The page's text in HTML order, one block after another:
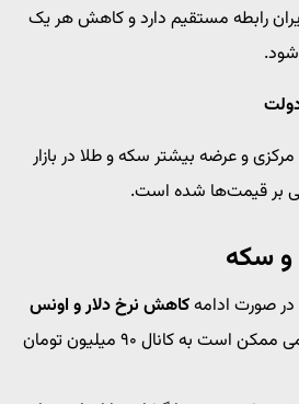
رابطه مستقیم دارد و کاهش هر یک
و عرضه بیشتر سکه و طلا در بازار
بر قیمت‌ها شده است.
و سکه
در صورت ادامهکاهش نرخ دلار و اونس
، قیمت سکه امامی ممکن است به کانال ۹۰ میلیون تومان